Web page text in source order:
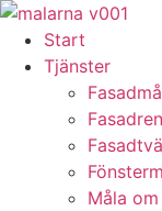
Skip
content
Start
Tjänster
Måla